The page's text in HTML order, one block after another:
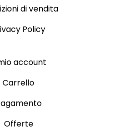
di vendita
Policy
account
Carrello
Offerte